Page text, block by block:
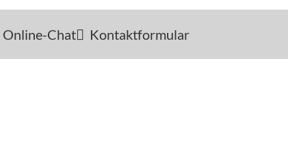
Online-Chat Kontaktformular